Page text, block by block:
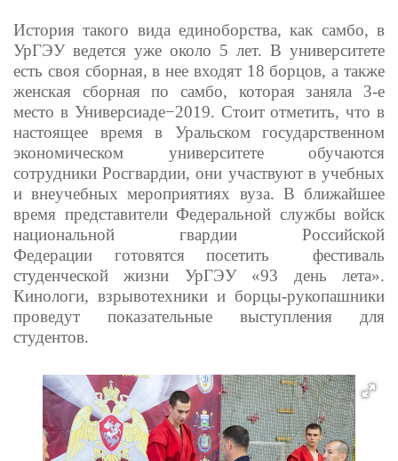
История такого вида единоборства, как самбо, в
УрГЭУ ведется уже около 5 лет. В университете
есть своя сборная, в нее входят 18 борцов, а также
женская сборная по самбо, которая заняла 3-е
место в Универсиаде−2019. Стоит отметить, что в
настоящее время в Уральском государственном
экономическом университете обучаются
сотрудники Росгвардии, они участвуют в учебных
и внеучебных мероприятиях вуза. В ближайшее
время представители Федеральной службы войск
национальной гвардии Российской
Федерации готовятся посетить фестиваль
студенческой жизни УрГЭУ «93 день лета».
Кинологи, взрывотехники и борцы-рукопашники
проведут показательные выступления для
студентов.